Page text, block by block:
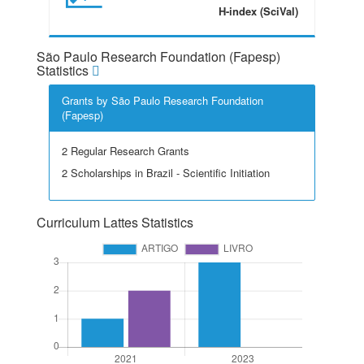
H-index (SciVal)
São Paulo Research Foundation (Fapesp)
Statistics
Grants by São Paulo Research Foundation
(Fapesp)
2 Regular Research Grants
2 Scholarships in Brazil - Scientific Initiation
Curriculum Lattes Statistics